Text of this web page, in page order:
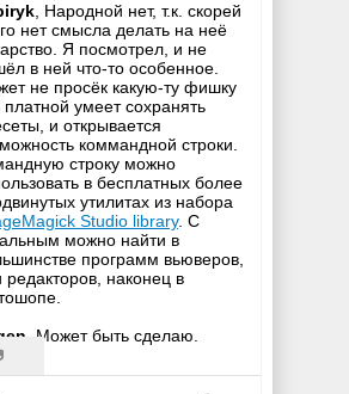
, Народной нет, т.к. скорей
нет смысла делать на неё
Я посмотрел, и не
в ней что-то особенное.
не просёк какую-ту фишку
платной умеет сохранять
и открывается
коммандной строки.
строку можно
в бесплатных более
утилитах из набора
Studio library. С
можно найти в
программ вьюверов,
редакторов, наконец в
, Может быть сделаю.